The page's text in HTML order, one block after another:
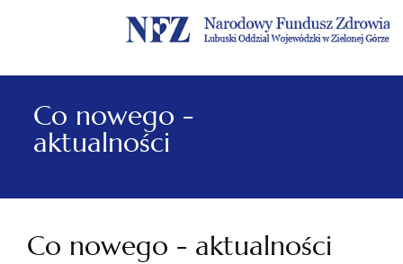
Menu
główne
Menu
lewe
Treść
główna
Szukaj
w
serwisie
Stopka
Co nowego -
aktualności
Co nowego - aktualności